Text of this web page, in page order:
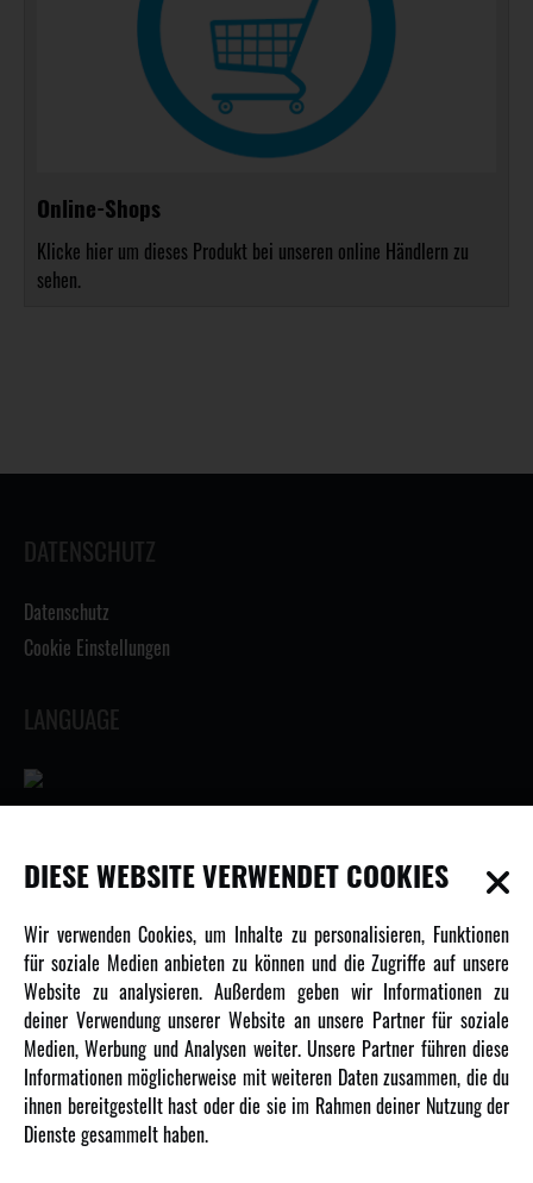
Online-Shops
Klicke hier um dieses Produkt bei unseren online Händlern zu
sehen.
DATENSCHUTZ
Datenschutz
Cookie Einstellungen
LANGUAGE
INFORMATIONEN
Newsletter
Über uns
Karriere
Amewi Kataloge
MEHR VON AMEWI
DIESE WEBSITE VERWENDET COOKIES
Wir verwenden Cookies, um Inhalte zu personalisieren, Funktionen
für soziale Medien anbieten zu können und die Zugriffe auf unsere
Website zu analysieren. Außerdem geben wir Informationen zu
deiner Verwendung unserer Website an unsere Partner für soziale
Medien, Werbung und Analysen weiter. Unsere Partner führen diese
Informationen möglicherweise mit weiteren Daten zusammen, die du
ihnen bereitgestellt hast oder die sie im Rahmen deiner Nutzung der
Dienste gesammelt haben.